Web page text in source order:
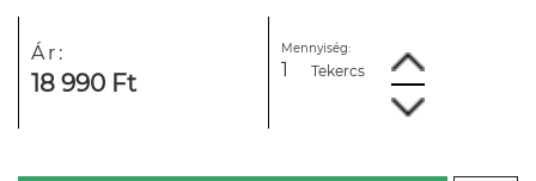
Ár:
18 990 Ft
Mennyiség:
Tekercs